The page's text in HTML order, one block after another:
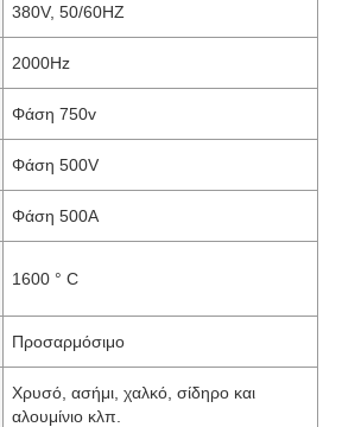
380V, 50/60HZ
2000Hz
Φάση 750v
Φάση 500V
Φάση 500A
1600 ° C
Προσαρμόσιμο
Χρυσό, ασήμι, χαλκό, σίδηρο και
αλουμίνιο κλπ.